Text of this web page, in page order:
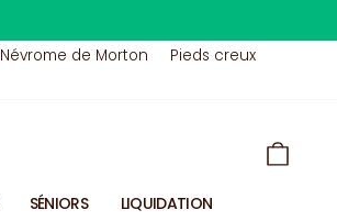
Névrome de Morton
Pieds creux
SÉNIORS LIQUIDATION